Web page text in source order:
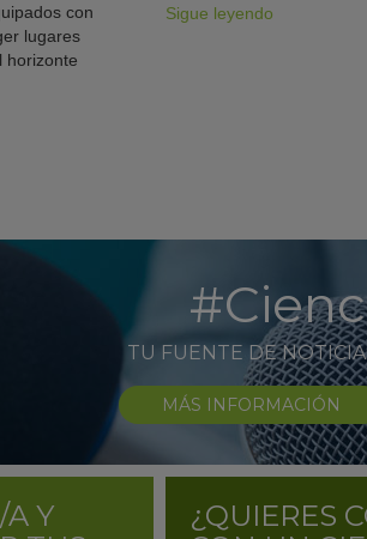
con
lugares
horizonte
Sigue leyendo
TU FUENTE DE
MÁS INFORMACIÓN
A Y
¿QUIERES